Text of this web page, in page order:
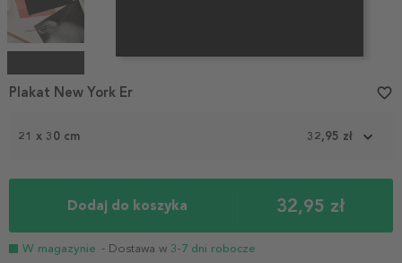
Item
1
21 x 30 cm 32,95 zł
Dodaj do koszyka 32,95 zł
W magazynie - Dostawa w 3-7 dni robocze
Plakat New York Er favorite_border